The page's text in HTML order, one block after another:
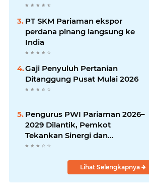
PT SKM Pariaman ekspor
perdana pinang langsung ke
India
Gaji Penyuluh Pertanian
Ditanggung Pusat Mulai 2026
Pengurus PWI Pariaman 2026–
2029 Dilantik, Pemkot
Tekankan Sinergi dan
Profesionalisme Pers
Lihat Selengkapnya